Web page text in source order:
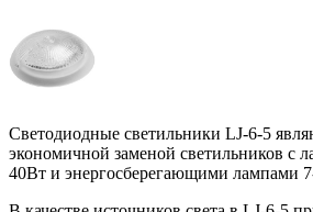
Светодиодные светильники LJ-6-5
экономичной заменой светильников с
40Вт и энергосберегающими лампами